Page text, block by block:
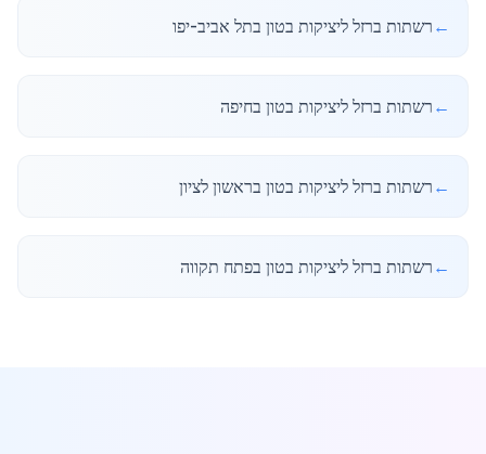
← רשתות ברזל ליציקות בטון בתל אביב-יפו
← רשתות ברזל ליציקות בטון בחיפה
← רשתות ברזל ליציקות בטון בראשון לציון
← רשתות ברזל ליציקות בטון בפתח תקווה